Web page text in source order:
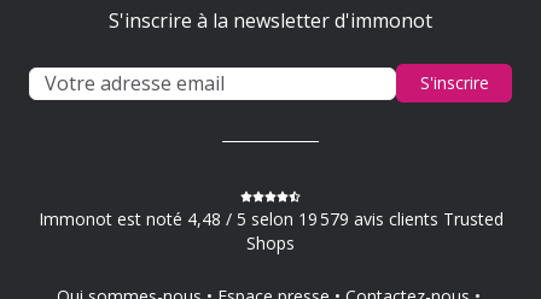
S'inscrire à la newsletter d'immonot
S'inscrire
Immonot est noté 4,48 / 5 selon 19 579 avis clients Trusted
Shops